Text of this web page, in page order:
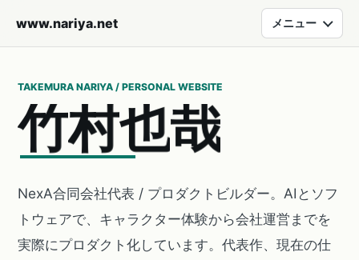
www.nariya.net メニュー
TAKEMURA NARIYA / PERSONAL WEBSITE
竹村也哉
NexA合同会社代表 / プロダクトビルダー。AIとソフ
トウェアで、キャラクター体験から会社運営までを
実際にプロダクト化しています。代表作、現在の仕